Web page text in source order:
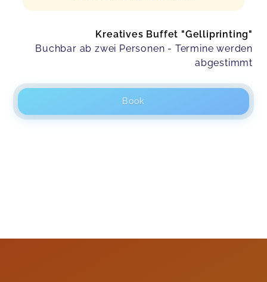
Kreatives Buffet "Gelliprinting"
Buchbar ab zwei Personen - Termine werden
abgestimmt
Book